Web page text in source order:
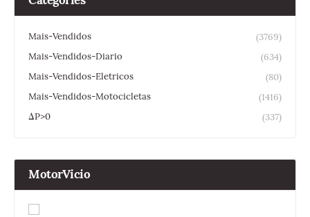
Mais-Vendidos
(3769)
Mais-Vendidos-Diario
(634)
Mais-Vendidos-Eletricos
(80)
Mais-Vendidos-Motocicletas
(1416)
ΔP>0
(337)
MotorVicio